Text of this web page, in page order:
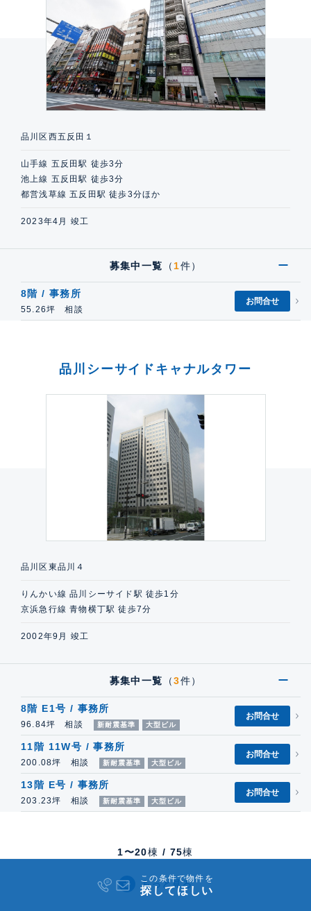
品川区西五反田１
山手線 五反田駅 徒歩3分
池上線 五反田駅 徒歩3分
都営浅草線 五反田駅 徒歩3分ほか
2023年4月 竣工
募集中一覧 （ 1件）
8階 / 事務所
55.26坪 相談
お問合せ
品川シーサイドキャナルタワー
品川区東品川４
りんかい線 品川シーサイド駅 徒歩1分
京浜急行線 青物横丁駅 徒歩7分
2002年9月 竣工
募集中一覧 （3件）
8階 E1号 / 事務所
96.84坪 相談 新耐震基準 大型ビル
お問合せ
11階 11W号 / 事務所
200.08坪 相談 新耐震基準 大型ビル
お問合せ
13階 E号 / 事務所
203.23坪 相談 新耐震基準 大型ビル
お問合せ
1〜20棟 / 75棟
もっと見る
この条件で物件を
探してほしい